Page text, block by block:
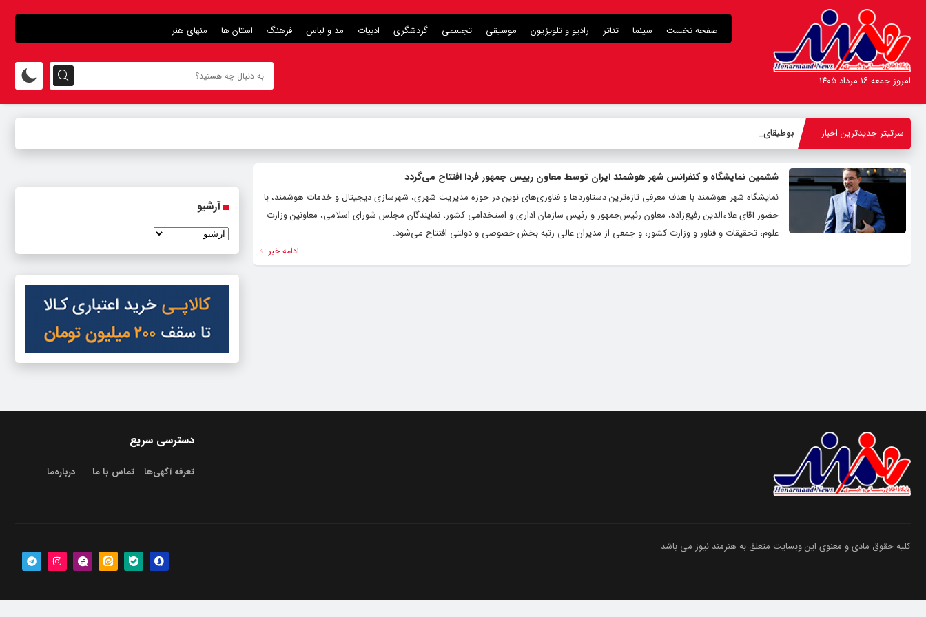
صفحه نخست سینما تئاتر رادیو و تلویزیون موسیقی تجسمی گردشگری ادبیات مد و لباس فرهنگ استان ها منهای هنر
امروز جمعه ۱۶ مرداد ۱۴۰۵
سرتیتر جدیدترین اخبار بوطیقای عشق
ششمین نمایشگاه و کنفرانس شهر هوشمند ایران توسط معاون رییس جمهور فردا افتتاح می‌گردد
نمایشگاه شهر هوشمند با هدف معرفی تازه‌ترین دستاوردها و فناوری‌های نوین در حوزه مدیریت شهری، شهرسازی دیجیتال و خدمات هوشمند، با
حضور آقای علاءالدین رفیع‌زاده، معاون رئیس‌جمهور و رئیس سازمان اداری و استخدامی کشور، نمایندگان مجلس شورای اسلامی، معاونین وزارت
علوم، تحقیقات و فناور و وزارت کشور، و جمعی از مدیران عالی رتبه بخش خصوصی و دولتی افتتاح می‌شود.
ادامه خبر
آرشیو
دسترسی سریع
تعرفه آگهی‌ها تماس با ما درباره‌‌ما
کلیه حقوق مادی و معنوی این وبسایت متعلق به هنرمند نیوز می باشد